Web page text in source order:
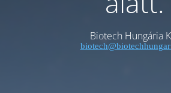
Biotech Hungária